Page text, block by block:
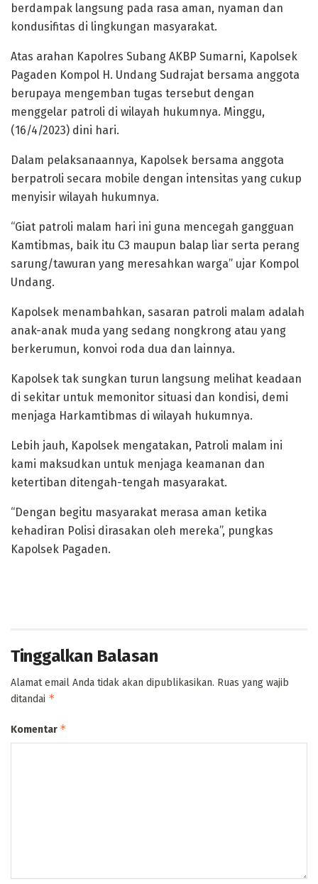
berdampak langsung pada rasa aman, nyaman dan
kondusifitas di lingkungan masyarakat.
Atas arahan Kapolres Subang AKBP Sumarni, Kapolsek
Pagaden Kompol H. Undang Sudrajat bersama anggota
berupaya mengemban tugas tersebut dengan
menggelar patroli di wilayah hukumnya. Minggu,
(16/4/2023) dini hari.
Dalam pelaksanaannya, Kapolsek bersama anggota
berpatroli secara mobile dengan intensitas yang cukup
menyisir wilayah hukumnya.
“Giat patroli malam hari ini guna mencegah gangguan
Kamtibmas, baik itu C3 maupun balap liar serta perang
sarung/tawuran yang meresahkan warga” ujar Kompol
Undang.
Kapolsek menambahkan, sasaran patroli malam adalah
anak-anak muda yang sedang nongkrong atau yang
berkerumun, konvoi roda dua dan lainnya.
Kapolsek tak sungkan turun langsung melihat keadaan
di sekitar untuk memonitor situasi dan kondisi, demi
menjaga Harkamtibmas di wilayah hukumnya.
Lebih jauh, Kapolsek mengatakan, Patroli malam ini
kami maksudkan untuk menjaga keamanan dan
ketertiban ditengah-tengah masyarakat.
“Dengan begitu masyarakat merasa aman ketika
kehadiran Polisi dirasakan oleh mereka”, pungkas
Kapolsek Pagaden.
Tinggalkan Balasan
Alamat email Anda tidak akan dipublikasikan. Ruas yang wajib
ditandai *
Komentar *